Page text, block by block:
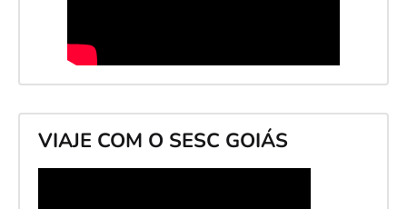
VIAJE COM O SESC GOIÁS